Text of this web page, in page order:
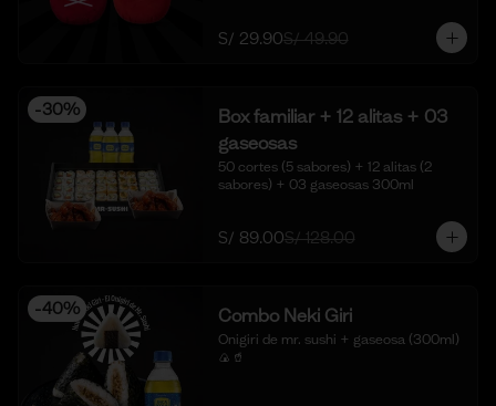
S/ 29.90S/ 49.90
-30%
Box familiar + 12 alitas + 03
gaseosas
50 cortes (5 sabores) + 12 alitas (2
sabores) + 03 gaseosas 300ml
S/ 89.00S/ 128.00
-40% Combo Neki Giri
Onigiri de mr. sushi + gaseosa (300ml)
🍙🥤